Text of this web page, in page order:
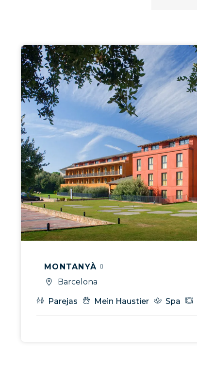
MONTANYÀ
Barcelona
Parejas Mein Haustier Spa